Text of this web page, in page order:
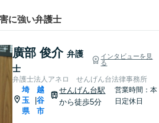
に強い弁護士
廣部 俊介 弁護
士
インタビューを見
る
弁護士法人アネロ せんげん台法律事務所
埼
玉
県
|
越
谷
市
せんげん台駅
から徒歩5分
営業時間：本
日定休日